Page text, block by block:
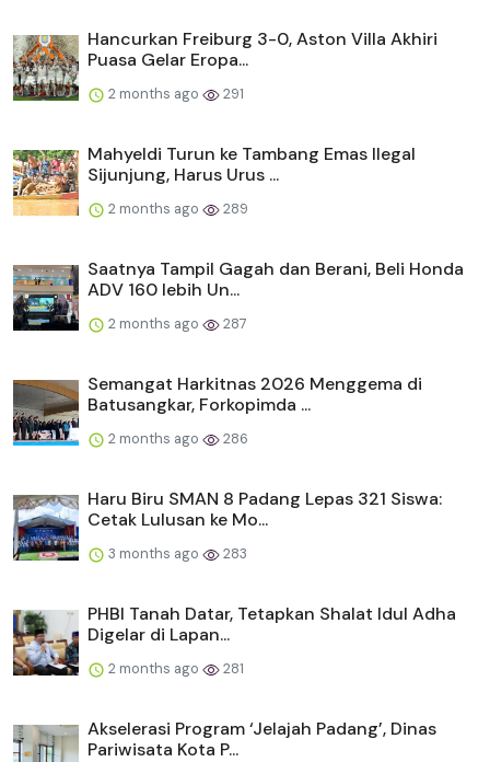
Hancurkan Freiburg 3-0, Aston Villa Akhiri
Puasa Gelar Eropa...
2 months ago 291
Mahyeldi Turun ke Tambang Emas Ilegal
Sijunjung, Harus Urus ...
2 months ago 289
Saatnya Tampil Gagah dan Berani, Beli Honda
ADV 160 lebih Un...
2 months ago 287
Semangat Harkitnas 2026 Menggema di
Batusangkar, Forkopimda ...
2 months ago 286
Haru Biru SMAN 8 Padang Lepas 321 Siswa:
Cetak Lulusan ke Mo...
3 months ago 283
PHBI Tanah Datar, Tetapkan Shalat Idul Adha
Digelar di Lapan...
2 months ago 281
Akselerasi Program ‘Jelajah Padang’, Dinas
Pariwisata Kota P...